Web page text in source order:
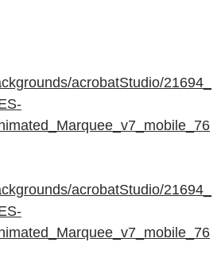
acrobatStudio/21694_
acrobatStudio/21694_